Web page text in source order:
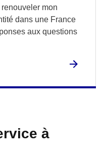
mon
dans une France
aux questions
à